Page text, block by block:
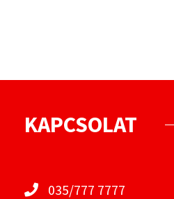
KAPCSOLAT
035/777 7777